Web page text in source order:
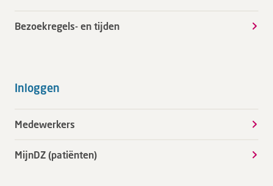
Bezoekregels- en tijden
Inloggen
Medewerkers
MijnDZ (patiënten)